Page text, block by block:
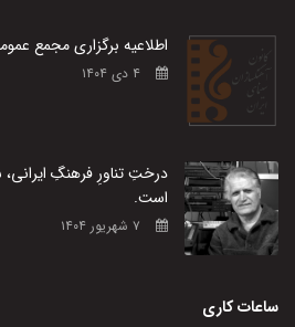
اطلاعیه برگزاری مجمع
درختِ تناورِ فرهنگِ
است.
ساعات کاری